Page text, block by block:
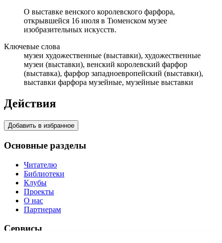
О выставке венского королевского фарфора,
открывшейся 16 июля в Тюменском музее
изобразительных искусств.
Ключевые слова
музеи художественные (выставки), художественные
музеи (выставки), венский королевский фарфор
(выставка), фарфор западноевропейский (выставки),
выставки фарфора музейные, музейные выставки
Действия
Добавить в избранное
Основные разделы
Читателю
Библиотеки
Клубы
Проекты
О нас
Партнерам
Сервисы